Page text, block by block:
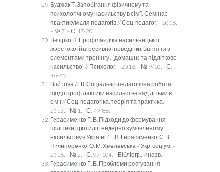
Буджак Т. Запобігання фізичному та
психологічному насильству в сім'ї: Семінар –
практикум для педагогів // Соц. педагог. – 2016.
– № 7. – С. 17-20.
Вечірко Н. Профілактика насильницької,
жорстокої й агресивної поведінки. Заняття з
елементами тренінгу : [домашнє та підліткове
насильство] // Психолог. – 2016. – № 9/10. – С.
16-25.
Войтова Л. В. Соціально-педагогічна робота
щодо профілактики насильства над дітьми в
сім'ї // Соц. педагогіка: теорія та практика. –
2013. – № 1. – С. 79-86.
Герасименко Г. В. Підходи до формування
політики протидії гендерно зумовленому
насильству в Україні / Г. В. Герасименко, С. В.
Ничипоренко, О. М. Хмелевська // Укр. соціум. –
2016. – № 2. – С. 97-104. – Бібліогр.: 9 назв.
Герасименко Г. В. Проблеми реагування